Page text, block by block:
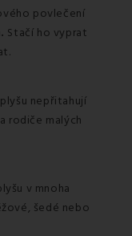
povlečení
Stačí ho vyprat
nepřitahují
rodiče malých
v mnoha
šedé nebo